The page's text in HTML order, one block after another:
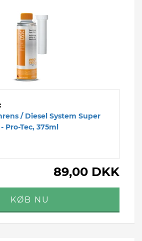
/ Diesel System Super
Pro-Tec, 375ml
89,00 DKK